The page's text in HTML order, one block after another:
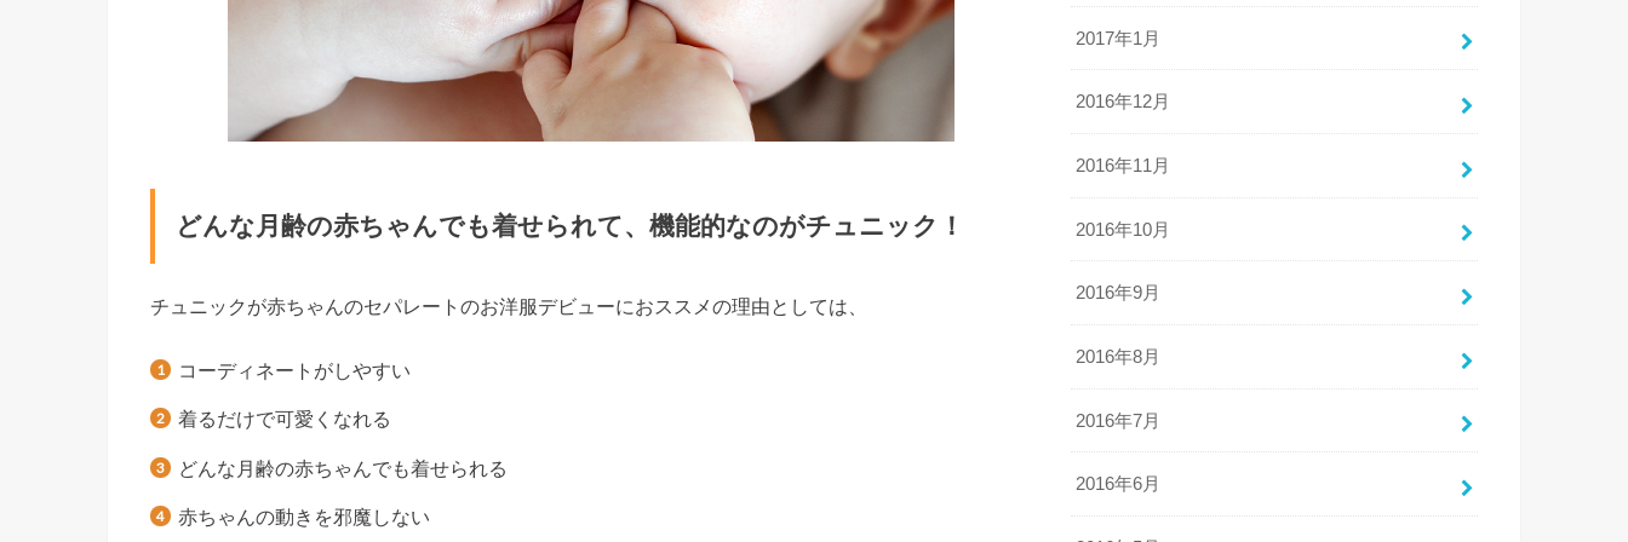
どんな月齢の赤ちゃんでも着せられて、機能的なのがチュニック！
チュニックが赤ちゃんのセパレートのお洋服デビューにおススメの理由としては、
コーディネートがしやすい
着るだけで可愛くなれる
どんな月齢の赤ちゃんでも着せられる
赤ちゃんの動きを邪魔しない
2017年1月
2016年12月
2016年11月
2016年10月
2016年9月
2016年8月
2016年7月
2016年6月